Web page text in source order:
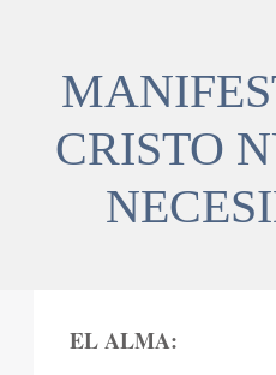
CRISTO
EL ALMA: